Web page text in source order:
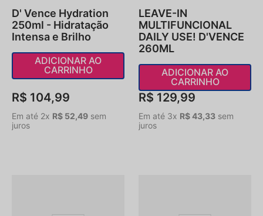
D' Vence Hydration
250ml - Hidratação
Intensa e Brilho
ADICIONAR AO
CARRINHO
R$ 104,99
Em até 2x R$ 52,49 sem
juros
LEAVE-IN
MULTIFUNCIONAL
DAILY USE! D'VENCE
260ML
ADICIONAR AO
CARRINHO
R$ 129,99
Em até 3x R$43,33 sem
juros